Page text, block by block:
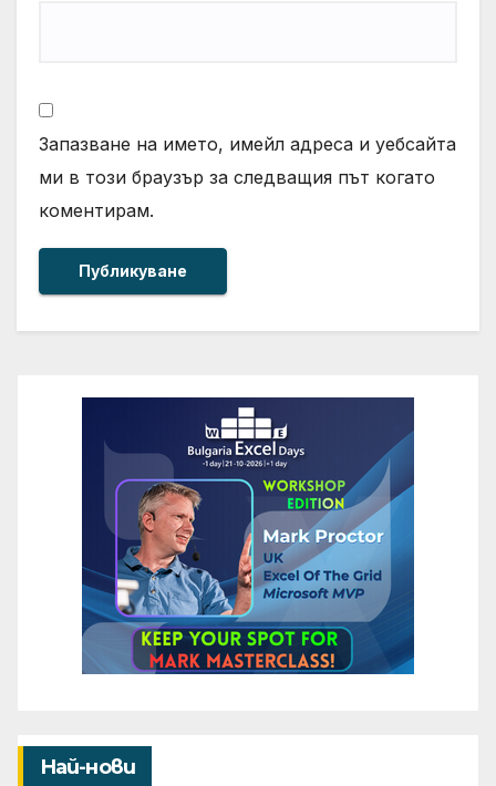
Запазване на името, имейл адреса и уебсайта
ми в този браузър за следващия път когато
коментирам.
Най-нови